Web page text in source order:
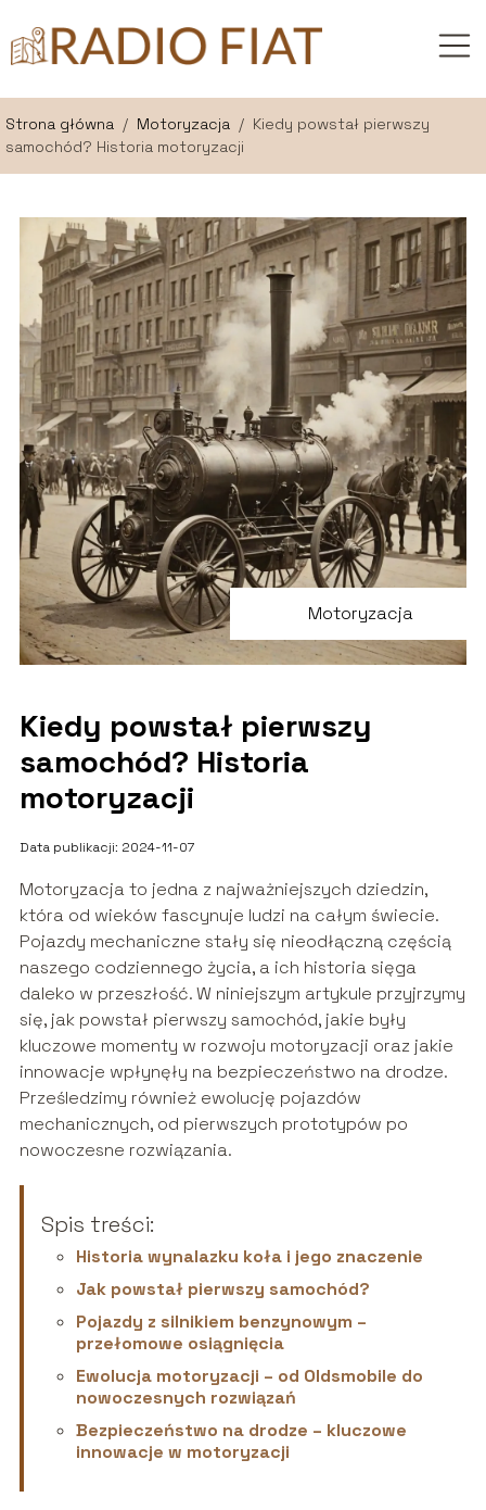
Strona główna / Motoryzacja / Kiedy powstał pierwszy
samochód? Historia motoryzacji
Motoryzacja
Kiedy powstał pierwszy
samochód? Historia
motoryzacji
Data publikacji: 2024-11-07
Motoryzacja to jedna z najważniejszych dziedzin,
która od wieków fascynuje ludzi na całym świecie.
Pojazdy mechaniczne stały się nieodłączną częścią
naszego codziennego życia, a ich historia sięga
daleko w przeszłość. W niniejszym artykule przyjrzymy
się, jak powstał pierwszy samochód, jakie były
kluczowe momenty w rozwoju motoryzacji oraz jakie
innowacje wpłynęły na bezpieczeństwo na drodze.
Prześledzimy również ewolucję pojazdów
mechanicznych, od pierwszych prototypów po
nowoczesne rozwiązania.
Spis treści:
Historia wynalazku koła i jego znaczenie
Jak powstał pierwszy samochód?
Pojazdy z silnikiem benzynowym –
przełomowe osiągnięcia
Ewolucja motoryzacji – od Oldsmobile do
nowoczesnych rozwiązań
Bezpieczeństwo na drodze – kluczowe
innowacje w motoryzacji